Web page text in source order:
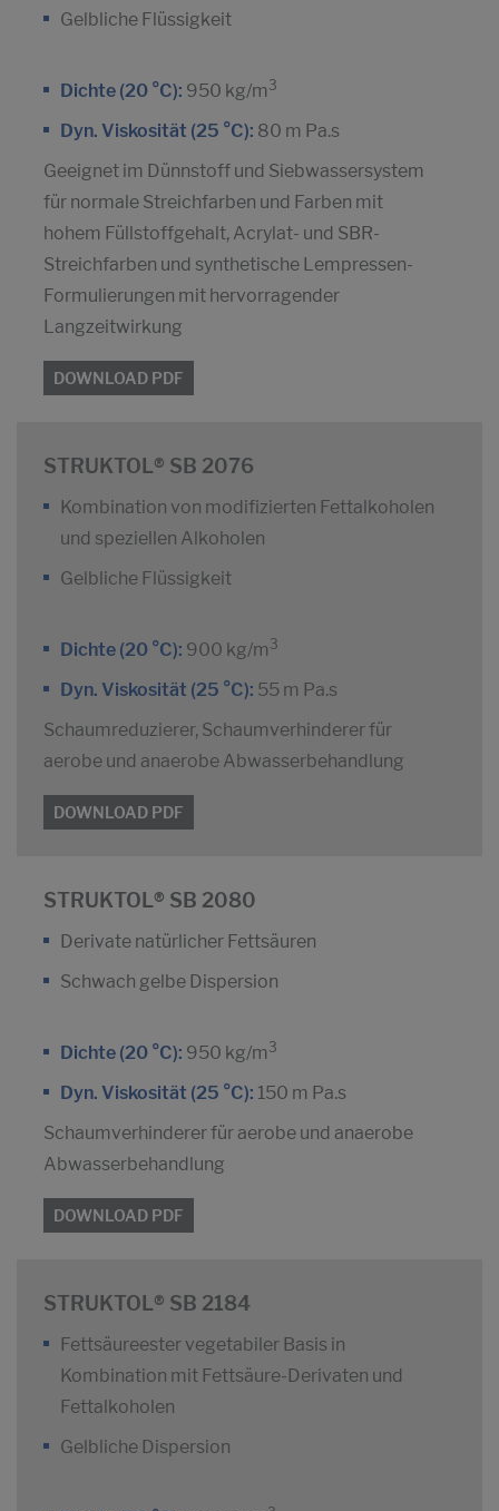
Gelbliche Flüssigkeit
Dichte (20 °C): 950 kg/m 3
Dyn. Viskosität (25 °C): 80 m Pa.s
Geeignet im Dünnstoff und Siebwassersystem
für normale Streichfarben und Farben mit
hohem Füllstoffgehalt, Acrylat- und SBR-
Streichfarben und synthetische Lempressen-
Formulierungen mit hervorragender
Langzeitwirkung
DOWNLOAD PDF
STRUKTOL® SB 2076
Kombination von modifizierten Fettalkoholen
und speziellen Alkoholen
Gelbliche Flüssigkeit
Dichte (20 °C): 900 kg/m 3
Dyn. Viskosität (25 °C): 55 m Pa.s
Schaumreduzierer, Schaumverhinderer für
aerobe und anaerobe Abwasserbehandlung
DOWNLOAD PDF
STRUKTOL® SB 2080
Derivate natürlicher Fettsäuren
Schwach gelbe Dispersion
Dichte (20 °C): 950 kg/m 3
Dyn. Viskosität (25 °C): 150 m Pa.s
Schaumverhinderer für aerobe und anaerobe
Abwasserbehandlung
DOWNLOAD PDF
STRUKTOL® SB 2184
Fettsäureester vegetabiler Basis in
Kombination mit Fettsäure-Derivaten und
Fettalkoholen
Gelbliche Dispersion